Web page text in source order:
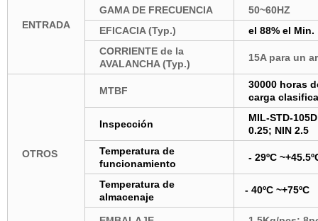
ENTRADA
GAMA DE FRECUENCIA
50~60HZ
EFICACIA (Typ.)
el 88% el Min.
CORRIENTE de la
AVALANCHA (Typ.)
15A para un
OTROS
MTBF
30000 horas
carga
Inspección
MIL-STD-
0.25; NIN 2.5
Temperatura de
funcionamiento
- 29ºC
Temperatura de
almacenaje
- 40ºC ~+75ºC